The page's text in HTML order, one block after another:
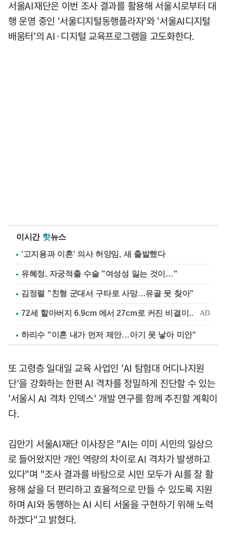
서울AI재단은 이번 조사 결과를 활용해 서울시로부터 대
행 운영 중인 '서울디지털동행플라자'와 '서울AI디지털
배움터'의 AI·디지털 교육프로그램을 고도화한다.
이시간 핫뉴스
'고지용과 이혼' 의사 허양임, 새 출발했다
유혜정, 자궁적출 수술 "여성성 잃는 것이…"
김정렬 "친형 군대서 구타로 사망…유골 못 찾아"
하리수 "이혼 내가 먼저 제안…아기 못 낳아 미안"
또 고령층 일대일 교육 사업인 'AI 탐험대 어디나지원
단'을 강화하는 한편 AI 격차를 정밀하게 진단할 수 있는
'서울시 AI 격차 인덱스' 개발 연구를 함께 추진할 계획이
다.
김만기 서울AI재단 이사장은 "AI는 이미 시민의 일상으
로 들어왔지만 개인 역량의 차이로 AI 격차가 발생하고
있다"며 "조사 결과를 바탕으로 시민 모두가 AI를 잘 활
용해 삶을 더 편리하고 효율적으로 만들 수 있도록 지원
하며 AI와 동행하는 AI 시티 서울을 구현하기 위해 노력
하겠다"고 밝혔다.